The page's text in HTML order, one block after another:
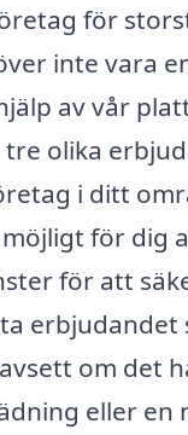
för
inte vara
av vår
olika
i ditt
för dig
för att
erbjudandet
om det
eller en